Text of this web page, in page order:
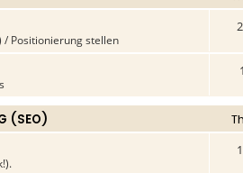
/ Positionierung stellen
(SEO)